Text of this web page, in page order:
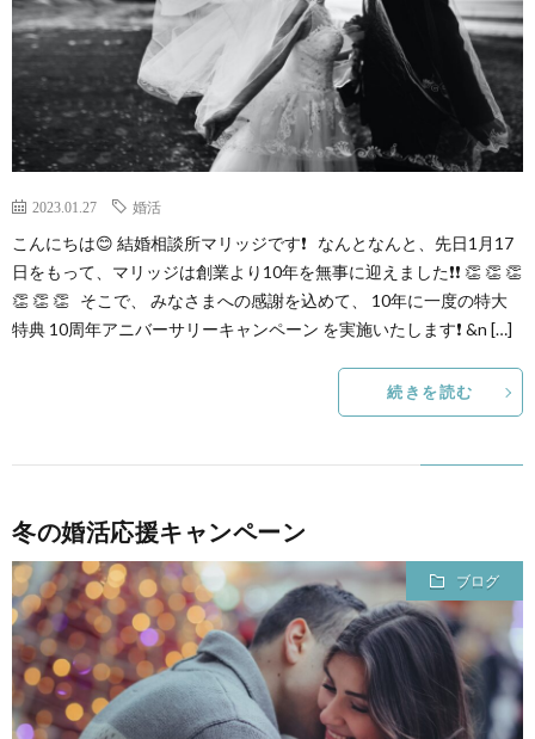
イ
ス
ル
ジ
の
日
常
活
き
座・
セ
2023.01.27 婚活
こんにちは😊 結婚相談所マリッジです❗ なんとなんと、先日1月17
日をもって、マリッジは創業より10年を無事に迎えました❗❗ 👏 👏 👏
👏 👏 👏 そこで、 みなさまへの感謝を込めて、 10年に一度の特大
特典 10周年アニバーサリーキャンペーン を実施いたします❗ &n […]
続きを読む
冬の婚活応援キャンペーン
ブログ